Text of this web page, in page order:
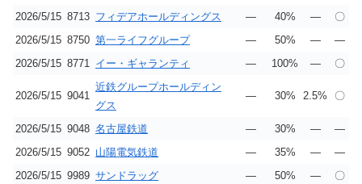
2026/5/15 8713 フィデアホールディングス ― 40% ―
〇
2026/5/15 8750 第一ライフグループ ― 50% ―
―
2026/5/15 8771 イー・ギャランティ ― 100% ― 〇
2026/5/15 9041
近鉄グループホールディン
グス
― 30% 2.5% 〇
2026/5/15 9048 名古屋鉄道 ― 30% ―
―
2026/5/15 9052 山陽電気鉄道 ― 35% ―
―
2026/5/15 9989 サンドラッグ ― 50% ―
〇